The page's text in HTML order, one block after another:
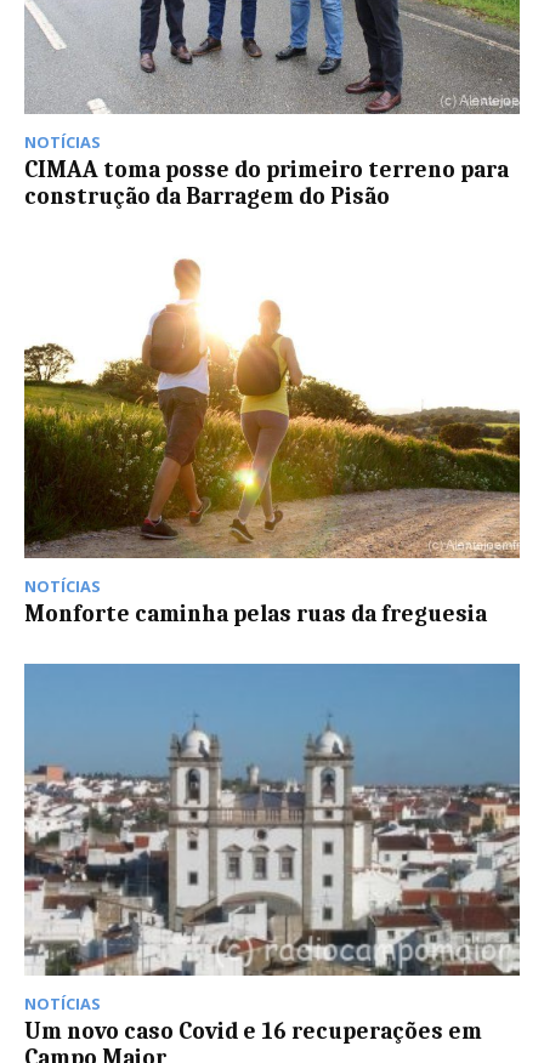
NOTÍCIAS
CIMAA toma posse do primeiro terreno para
construção da Barragem do Pisão
NOTÍCIAS
Monforte caminha pelas ruas da freguesia
NOTÍCIAS
Um novo caso Covid e 16 recuperações em